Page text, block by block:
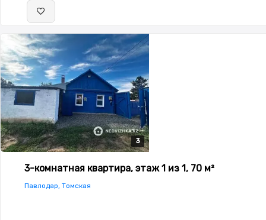
3
3
3
3-комнатная квартира, этаж 1 из 1, 70 м²
Павлодар, Томская